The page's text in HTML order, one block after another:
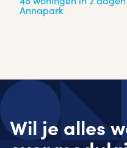
Annapark
Wil je alles